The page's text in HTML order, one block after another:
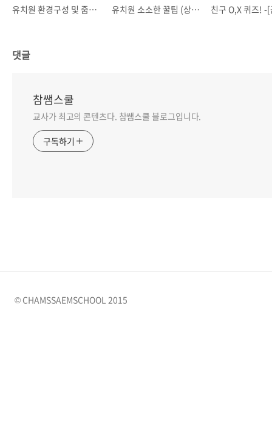
유치원 환경구성 및 줌활용법-[곰곰놀이터] 신학기자료 유치원 소소한 꿀팁 (상담&하원지도)- [곰곰놀이터] 신학기자료
댓글
참쌤스쿨
교사가 최고의 콘텐츠다. 참쌤스쿨 블로그입니다.
구독하기
© CHAMSSAEMSCHOOL 2015